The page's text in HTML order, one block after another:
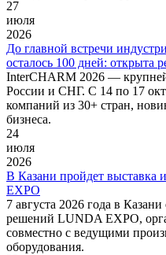
27
июля
2026
До главной встречи
осталось 100 дней: открыта
InterCHARM 2026 —
России и СНГ. С 14 по 17
компаний из 30+ стран,
бизнеса.
24
июля
2026
В Казани пройдет
EXPO
7 августа 2026 года в
решений LUNDA EXPO,
совместно с ведущими
оборудования.